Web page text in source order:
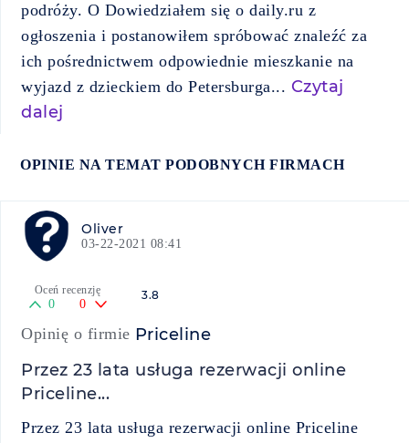
podróży. О Dowiedziałem się o daily.ru z
ogłoszenia i postanowiłem spróbować znaleźć za
ich pośrednictwem odpowiednie mieszkanie na
wyjazd z dzieckiem do Petersburga... Czytaj
dalej
OPINIE NA TEMAT PODOBNYCH FIRMACH
Oliver
03-22-2021 08:41
3.8
Oceń recenzję
0 0
Opinię o firmie Priceline
Przez 23 lata usługa rezerwacji online
Priceline...
Przez 23 lata usługa rezerwacji online Priceline